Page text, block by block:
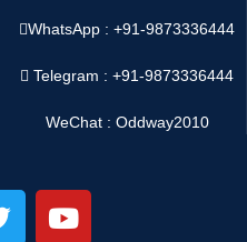
WhatsApp :+91-9873336444
Telegram : +91-9873336444
WeChat : Oddway2010